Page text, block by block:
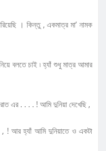
। কিন্তু , একমাত্র মা’ নামক
বলতে চাই ৷ হ্যাঁ শুধু মাত্র আমার
এর . . . . ! আমি দুনিয়া দেখেছি ,
! আর হ্যাঁ আমি দুনিয়াতে ও একটা